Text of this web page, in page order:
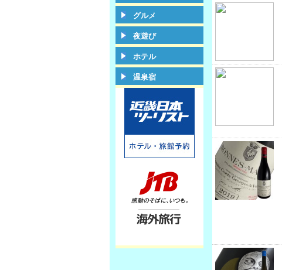
グルメ
夜遊び
ホテル
温泉宿